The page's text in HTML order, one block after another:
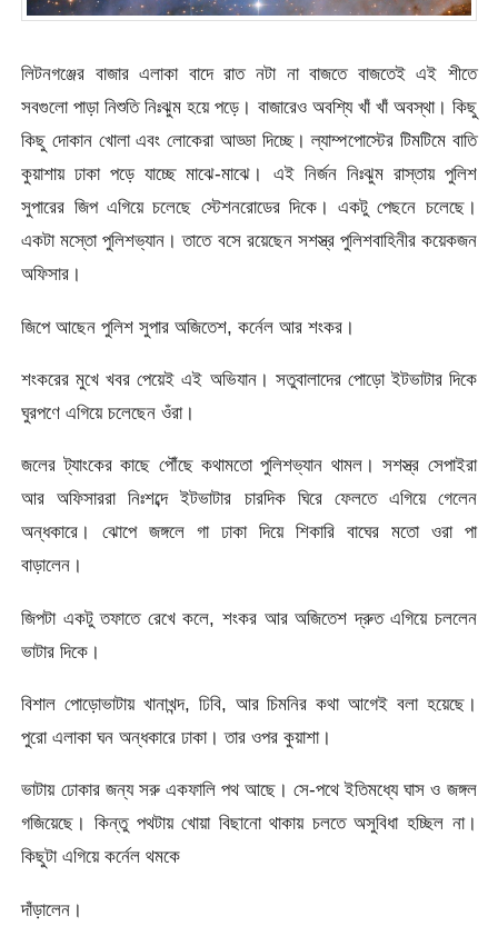
লিটনগঞ্জের বাজার এলাকা বাদে রাত নটা না বাজতে বাজতেই এই শীতে
সবগুলো পাড়া নিশুতি নিঃঝুম হয়ে পড়ে। বাজারেও অবশ্যি খাঁ খাঁ অবস্থা। কিছু
কিছু দোকান খোলা এবং লোকেরা আড্ডা দিচ্ছে। ল্যাম্পপোস্টের টিমটিমে বাতি
কুয়াশায় ঢাকা পড়ে যাচ্ছে মাঝে-মাঝে। এই নির্জন নিঃঝুম রাস্তায় পুলিশ
সুপারের জিপ এগিয়ে চলেছে স্টেশনরোডের দিকে। একটু পেছনে চলেছে।
একটা মস্তো পুলিশভ্যান। তাতে বসে রয়েছেন সশস্ত্র পুলিশবাহিনীর কয়েকজন
অফিসার।
জিপে আছেন পুলিশ সুপার অজিতেশ, কর্নেল আর শংকর।
শংকরের মুখে খবর পেয়েই এই অভিযান। সতুবালাদের পোড়ো ইটভাটার দিকে
ঘুরপণে এগিয়ে চলেছেন ওঁরা।
জলের ট্যাংকের কাছে পৌঁছে কথামতো পুলিশভ্যান থামল। সশস্ত্র সেপাইরা
আর অফিসাররা নিঃশব্দে ইটভাটার চারদিক ঘিরে ফেলতে এগিয়ে গেলেন
অন্ধকারে। ঝোপে জঙ্গলে গা ঢাকা দিয়ে শিকারি বাঘের মতো ওরা পা
বাড়ালেন।
জিপটা একটু তফাতে রেখে কলে, শংকর আর অজিতেশ দ্রুত এগিয়ে চললেন
ভাটার দিকে।
বিশাল পোড়োভাটায় খানাখন্দ, ঢিবি, আর চিমনির কথা আগেই বলা হয়েছে।
পুরো এলাকা ঘন অন্ধকারে ঢাকা। তার ওপর কুয়াশা।
ভাটায় ঢোকার জন্য সরু একফালি পথ আছে। সে-পথে ইতিমধ্যে ঘাস ও জঙ্গল
গজিয়েছে। কিন্তু পথটায় খোয়া বিছানো থাকায় চলতে অসুবিধা হচ্ছিল না।
কিছুটা এগিয়ে কর্নেল থমকে
দাঁড়ালেন।